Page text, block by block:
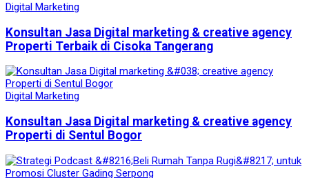
Digital Marketing
Konsultan Jasa Digital marketing & creative agency
Properti Terbaik di Cisoka Tangerang
Digital Marketing
Konsultan Jasa Digital marketing & creative agency
Properti di Sentul Bogor